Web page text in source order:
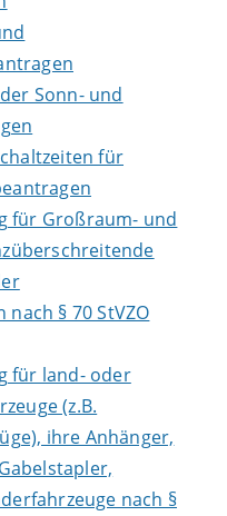
Sonn- und
für
für Großraum- und
§ 70 StVZO
für land- oder
(z.B.
ihre Anhänger,
nach §